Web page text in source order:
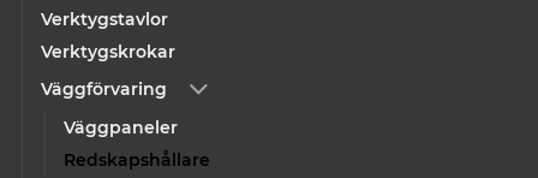
Verktygstavlor
Verktygskrokar
Väggförvaring
Väggpaneler
Redskapshållare